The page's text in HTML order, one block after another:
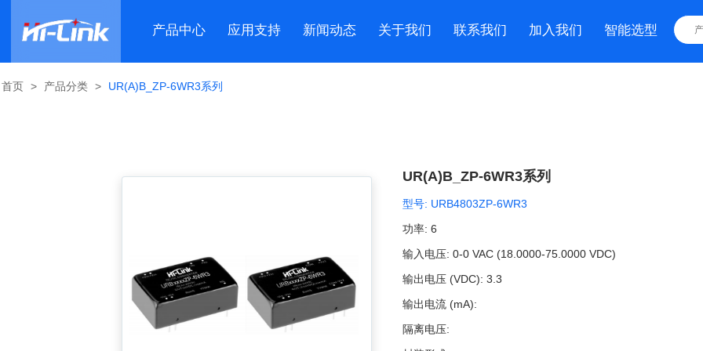
产品中心 应用支持 新闻动态 关于我们 联系我们 加入我们 智能选型
首页 > 产品分类 > UR(A)B_ZP-6WR3系列
UR(A)B_ZP-6WR3系列
型号: URB4803ZP-6WR3
功率:6
输入电压:0-0 VAC (18.0000-75.0000 VDC)
输出电压 (VDC): 3.3
输出电流 (mA):
隔离电压: